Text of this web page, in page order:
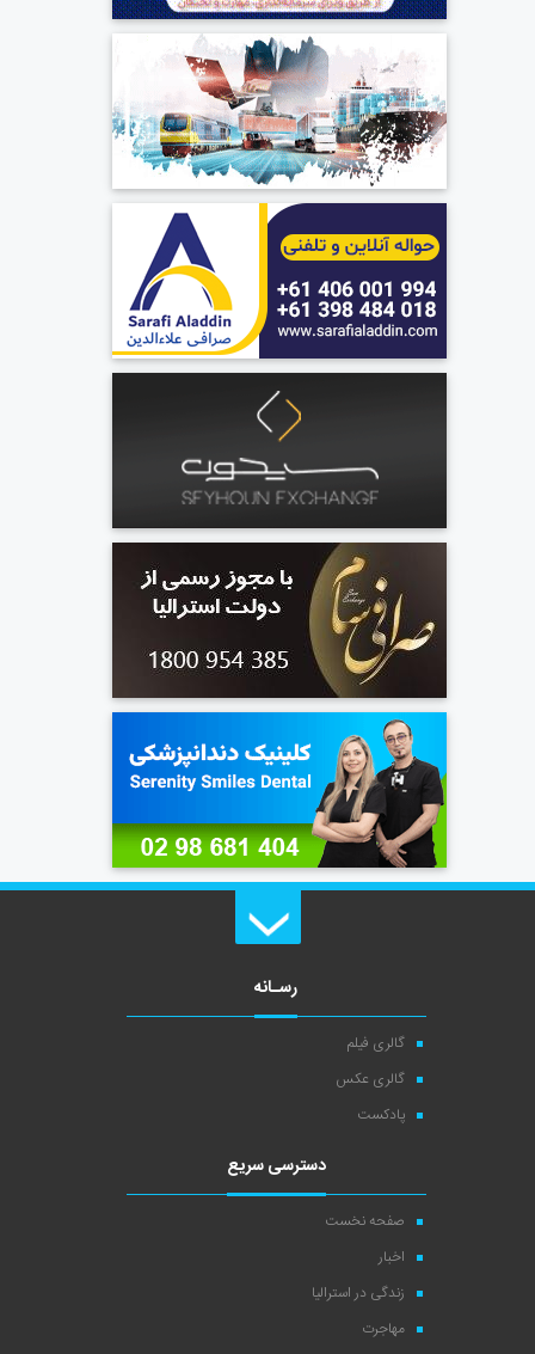
رسـانه
گالری فیلم
گالری عکس
پادکست
دسترسی سریع
صفحه نخست
اخبار
زندگی در استرالیا
مهاجرت